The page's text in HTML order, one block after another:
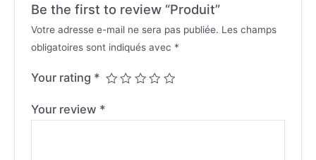
Be the first to review “Produit”
Votre adresse e-mail ne sera pas publiée. Les champs
obligatoires sont indiqués avec *
Your rating *
Your review *